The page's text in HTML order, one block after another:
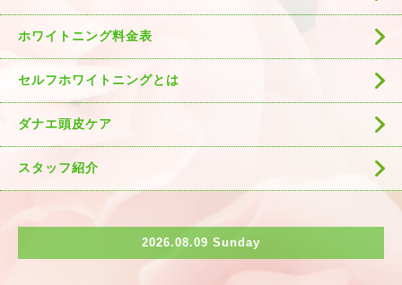
ホワイトニング料金表
セルフホワイトニングとは
ダナエ頭皮ケア
スタッフ紹介
2026.08.09 Sunday